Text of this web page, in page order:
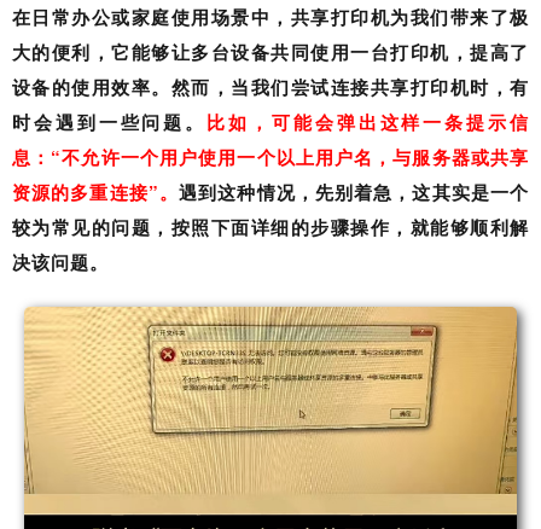
在日常办公或家庭使用场景中，共享打印机为我们带来了极
大的便利，它能够让多台设备共同使用一台打印机，提高了
设备的使用效率。然而，当我们尝试连接共享打印机时，有
时会遇到一些问题。 比如，可能会弹出这样一条提示信
息：“不允许一个用户使用一个以上用户名，与服务器或共享
资源的多重连接”。遇到这种情况，先别着急，这其实是一个
较为常见的问题，按照下面详细的步骤操作，就能够顺利解
决该问题。